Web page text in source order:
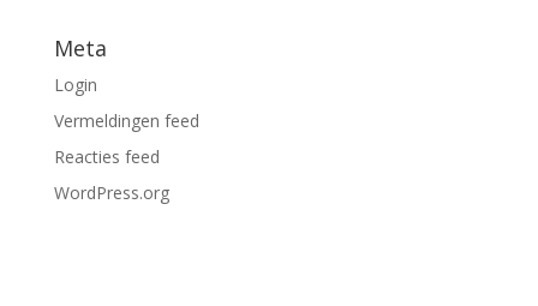
Meta
Login
Vermeldingen feed
Reacties feed
WordPress.org